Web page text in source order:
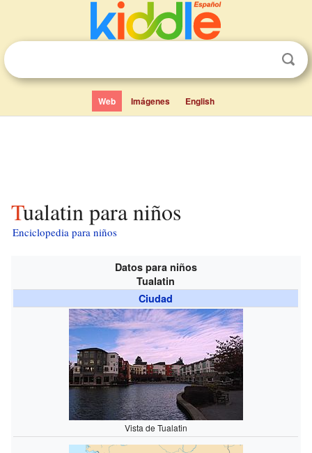
Web Imágenes English
Tualatin para niños
Enciclopedia para niños
Datos para niños
Tualatin
Ciudad
Vista de Tualatin